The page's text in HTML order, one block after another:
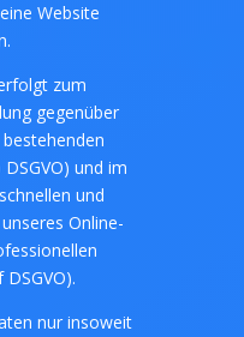
Website
zum
gegenüber
und im
und
Online-
nur insoweit